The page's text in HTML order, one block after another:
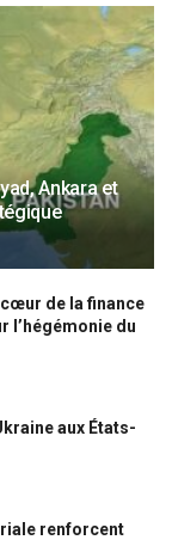
Ankara et
cœur de la finance
l’hégémonie du
aux États-
renforcent